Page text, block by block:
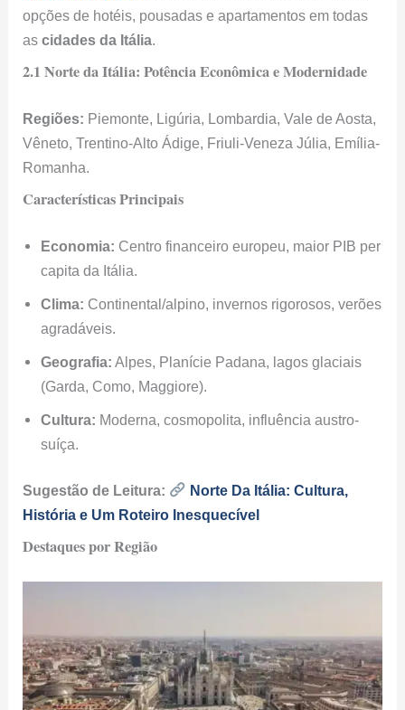
opções de hotéis, pousadas e apartamentos em todas
ascidades da Itália.
2.1 Norte da Itália: Potência Econômica e Modernidade
Regiões: Piemonte, Ligúria, Lombardia, Vale de Aosta,
Vêneto, Trentino-Alto Ádige, Friuli-Veneza Júlia, Emília-
Romanha.
Características Principais
Economia: Centro financeiro europeu, maior PIB per
capita da Itália.
Clima: Continental/alpino, invernos rigorosos, verões
agradáveis.
Geografia: Alpes, Planície Padana, lagos glaciais
(Garda, Como, Maggiore).
Cultura: Moderna, cosmopolita, influência austro-
suíça.
Sugestão de Leitura:
Norte Da Itália: Cultura,
História e Um Roteiro Inesquecível
Destaques por Região